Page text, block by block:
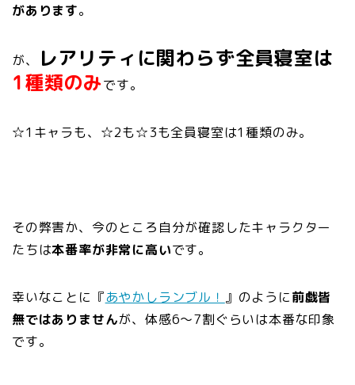
があります。
が、
レアリティに関わらず全員寝室は
1種類のみです。
☆1キャラも、☆2も☆3も全員寝室は1種類のみ。
その弊害か、今のところ自分が確認したキャラクター
たちは本番率が非常に高いです。
幸いなことに『あやかしランブル！ 』のように前戯皆
無ではありませんが、体感6～7割ぐらいは本番な印象
です。